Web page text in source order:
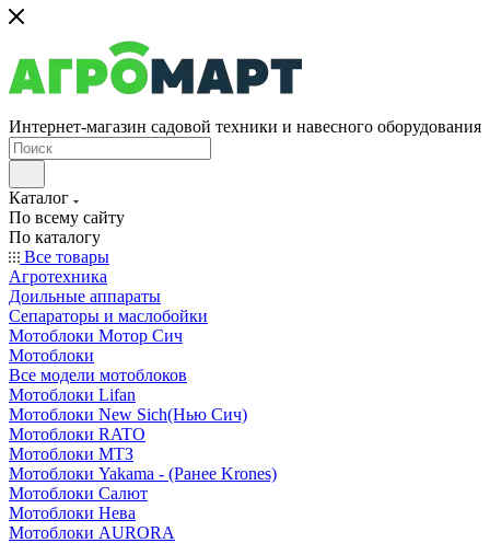
Интернет-магазин садовой техники и навесного оборудования
Каталог
По всему сайту
По каталогу
Все товары
Агротехника
Доильные аппараты
Сепараторы и маслобойки
Мотоблоки Мотор Сич
Мотоблоки
Все модели мотоблоков
Мотоблоки Lifan
Мотоблоки New Sich(Нью Сич)
Мотоблоки RATO
Мотоблоки МТЗ
Мотоблоки Yakama - (Ранее Krones)
Мотоблоки Салют
Мотоблоки Нева
Мотоблоки AURORA